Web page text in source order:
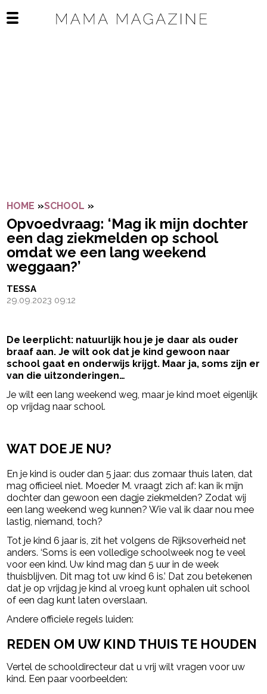
Open het mobiele menu
HOME »SCHOOL »
Opvoedvraag: ‘Mag ik mijn dochter
een dag ziekmelden op school
omdat we een lang weekend
weggaan?’
TESSA
29.09.2023 09:12
De leerplicht: natuurlijk hou je je daar als ouder
braaf aan. Je wilt ook dat je kind gewoon naar
school gaat en onderwijs krijgt. Maar ja, soms zijn er
van die uitzonderingen…
Je wilt een lang weekend weg, maar je kind moet eigenlijk
op vrijdag naar school.
WAT DOE JE NU?
En je kind is ouder dan 5 jaar: dus zomaar thuis laten, dat
mag officieel niet. Moeder M. vraagt zich af: kan ik mijn
dochter dan gewoon een dagje ziekmelden? Zodat wij
een lang weekend weg kunnen? Wie val ik daar nou mee
lastig, niemand, toch?
Tot je kind 6 jaar is, zit het volgens de Rijksoverheid net
anders. ‘Soms is een volledige schoolweek nog te veel
voor een kind. Uw kind mag dan 5 uur in de week
thuisblijven. Dit mag tot uw kind 6 is.’ Dat zou betekenen
dat je op vrijdag je kind al vroeg kunt ophalen uit school
of een dag kunt laten overslaan.
Andere officiele regels luiden:
REDEN OM UW KIND THUIS TE HOUDEN
Vertel de schooldirecteur dat u vrij wilt vragen voor uw
kind. Een paar voorbeelden: